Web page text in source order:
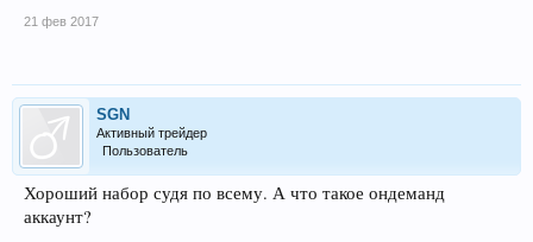
21 фев 2017
SGN
Активный трейдер
Пользователь
Хороший набор судя по всему. А что такое ондеманд
аккаунт?